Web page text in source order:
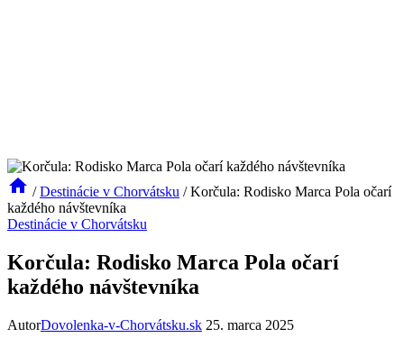
/ Destinácie v Chorvátsku / Korčula: Rodisko Marca Pola očarí
každého návštevníka
Destinácie v Chorvátsku
Korčula: Rodisko Marca Pola očarí
každého návštevníka
AutorDovolenka-v-Chorvátsku.sk 25. marca 2025